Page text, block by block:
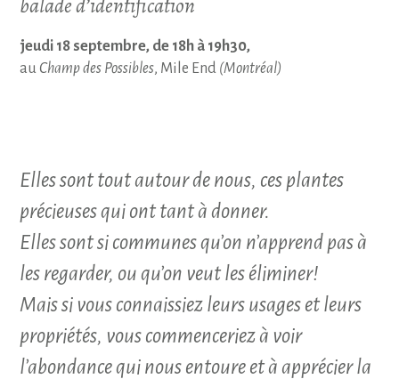
jeudi 18 septembre, de 18h à 19h30,
au Champ des Possibles, Mile End (Montréal)
Elles sont tout autour de nous, ces plantes
précieuses qui ont tant à donner.
Elles sont si communes qu’on n’apprend pas à
les regarder, ou qu’on veut les éliminer!
Mais si vous connaissiez leurs usages et leurs
propriétés, vous commenceriez à voir
l’abondance qui nous entoure et à apprécier la